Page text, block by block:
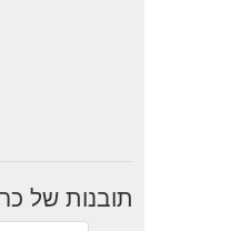
תובנות של